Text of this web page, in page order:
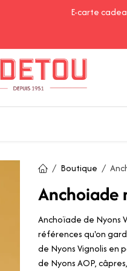
E-carte
Boutique
Anchoiade
Anchoïade de Nyons
références qu'on
de Nyons Vignolis en
de Nyons AOP,